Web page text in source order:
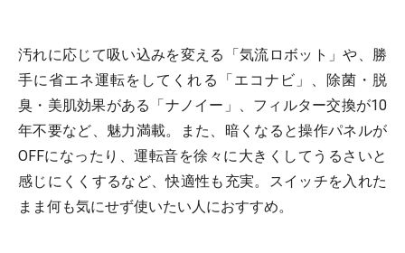
汚れに応じて吸い込みを変える「気流ロボット」や、勝
手に省エネ運転をしてくれる「エコナビ」、除菌・脱
臭・美肌効果がある「ナノイー」、フィルター交換が10
年不要など、魅力満載。また、暗くなると操作パネルが
OFFになったり、運転音を徐々に大きくしてうるさいと
感じにくくするなど、快適性も充実。スイッチを入れた
まま何も気にせず使いたい人におすすめ。